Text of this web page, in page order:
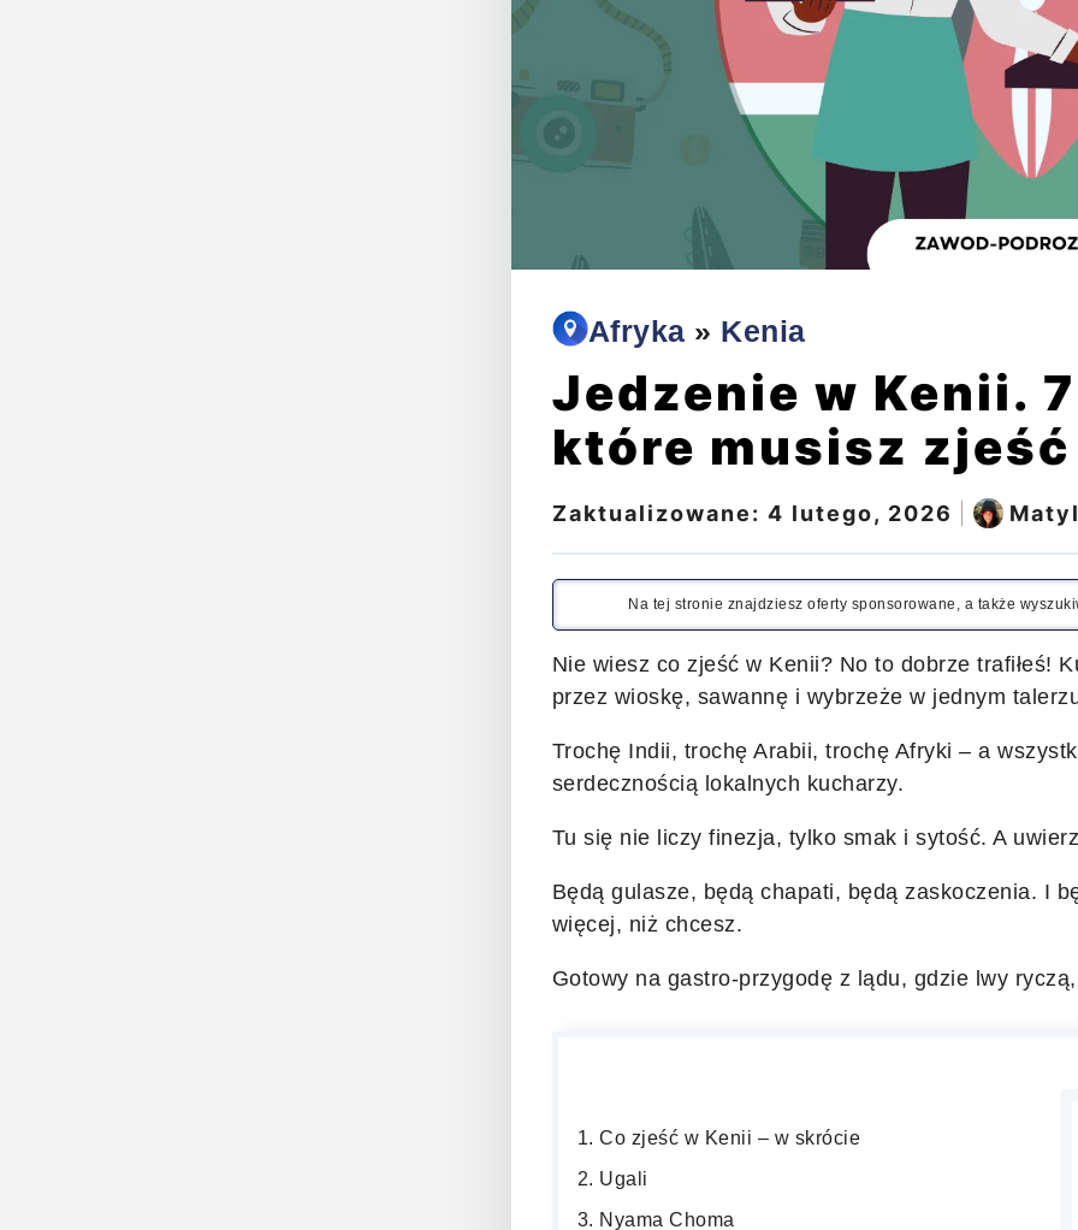
Afryka » Kenia
Jedzenie w Kenii.
które musisz
Zaktualizowane: 4 lutego, 2026
Na tej stronie znajdziesz oferty sponsorowane, a także
Nie wiesz co zjeść w Kenii? No to dobrze trafiłeś!
przez wioskę, sawannę i wybrzeże w jednym
Trochę Indii, trochę Arabii, trochę Afryki – a
serdecznością lokalnych kucharzy.
Tu się nie liczy finezja, tylko smak i sytość. A
Będą gulasze, będą chapati, będą zaskoczenia. I
więcej, niż chcesz.
Gotowy na gastro-przygodę z lądu, gdzie lwy
Co zjeść w Kenii – w skrócie
Ugali
Nyama Choma